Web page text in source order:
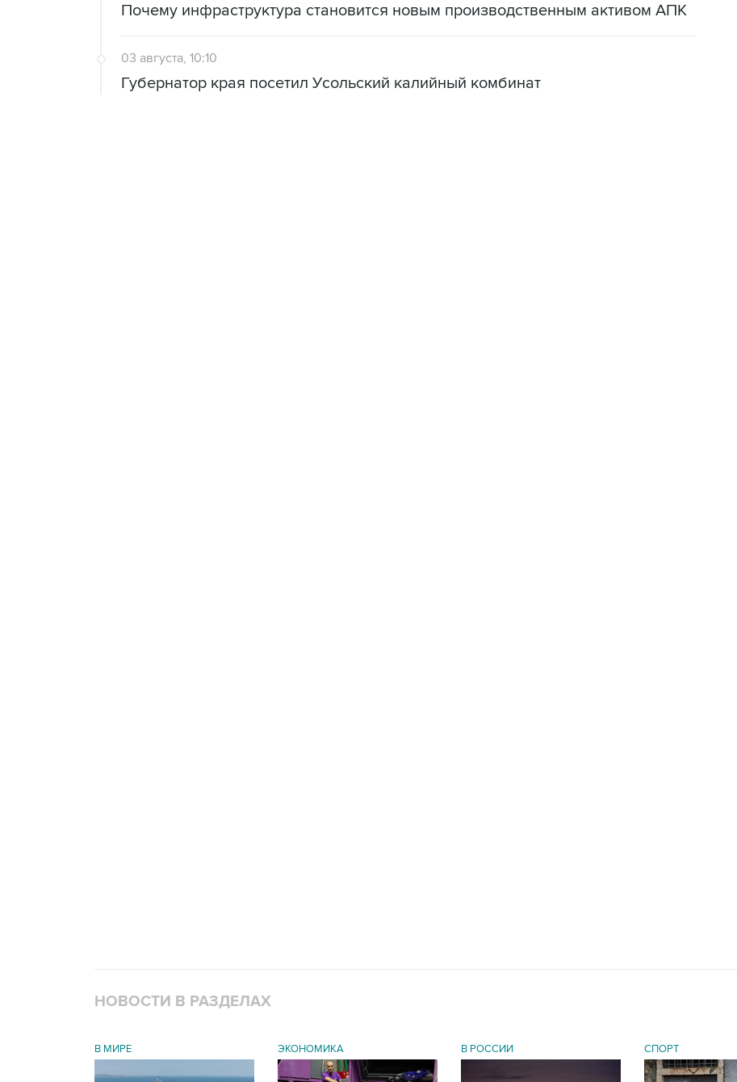
Почему инфраструктура становится новым производственным активом АПК
03 августа, 10:10
Губернатор края посетил Усольский калийный комбинат
НОВОСТИ В РАЗДЕЛАХ
В МИРЕ ЭКОНОМИКА В РОССИИ СПОРТ